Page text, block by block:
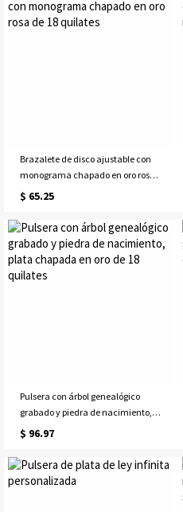
Brazalete de disco ajustable con
monograma chapado en oro rosa
de 18 quilates
$ 65.25
Pulsera con árbol genealógico
grabado y piedra de nacimiento,
plata chapada en oro de 18
$ 96.97